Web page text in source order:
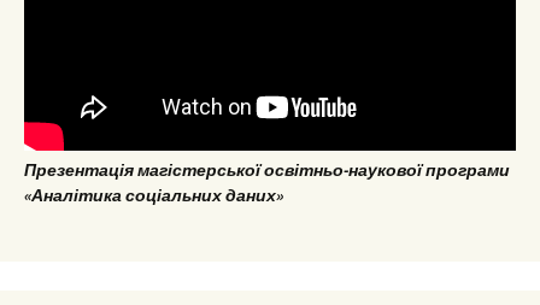
Презентація магістерської освітньо-наукової програми
«Аналітика соціальних даних»